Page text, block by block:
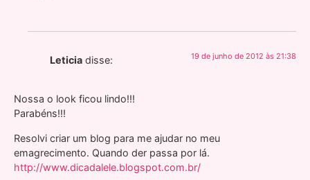
Leticia disse: 19 de junho de 2012 às 21:38
Nossa o look ficou lindo!!!
Parabéns!!!
Resolvi criar um blog para me ajudar no meu
emagrecimento. Quando der passa por lá.
http://www.dicadalele.blogspot.com.br/